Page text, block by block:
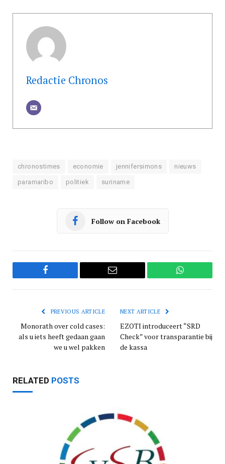
Redactie Chronos
chronostimes economie jennifersimons nieuws
paramaribo politiek suriname
Follow on Facebook
Facebook Email WhatsApp
PREVIOUS ARTICLE
Monorath over cold cases:
als u iets heeft gedaan gaan
we u wel pakken
NEXT ARTICLE
EZOTI introduceert “SRD
Check” voor transparantie bij
de kassa
RELATED POSTS